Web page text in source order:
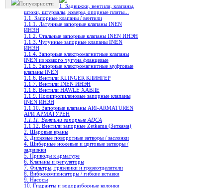
Популярности
1. Задвижки, вентили, клапаны,
штоки, штурвалы, коверы, опорные плиты...
1.1. Запорные клапаны / вентили
1.1.1. Латунные запорные клапаны INEN
ИНЭН
1.1.2. Стальные запорные клапаны INEN ИНЭН
1.1.3. Чугунные запорные клапаны INEN
ИНЭН
1.1.4. Запорные электромагнитные клапаны
INEN из ковкого чугуна фланцевые
1.1.5. Запорные электромагнитные муфтовые
клапаны INEN
1.1.6. Вентили KLINGER КЛИНГЕР
1.1.7. Вентили INEN ИНЭН
1.1.8. Вентили HAWLE ХАВЛЕ
1.1.9. Полипропиленовые запорные клапаны
INEN ИНЭН
1.1.10. Запорные клапаны ARI-ARMATUREN
АРИ АРМАТУРЕН
1.1.11. Вентили запорные ADCA
1.1.12. Вентили запорные Zetkama (Зеткама)
2. Шаровые краны
3. Дисковые поворотные затворы / заслонки
4. Шиберные ножевые и щитовые затворы /
задвижки
5. Приводы к арматуре
6. Клапаны и регуляторы
7. Фильтры, грязевики и грязеотделители
8. Виброкомпенсаторы / гибкие вставки
9. Насосы
10. Гидранты и водоразборные колонки